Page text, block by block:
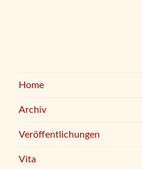
Home
Archiv
Veröffentlichungen
Vita